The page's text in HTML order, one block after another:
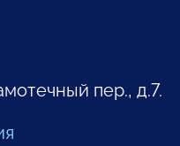
пер., д.7.